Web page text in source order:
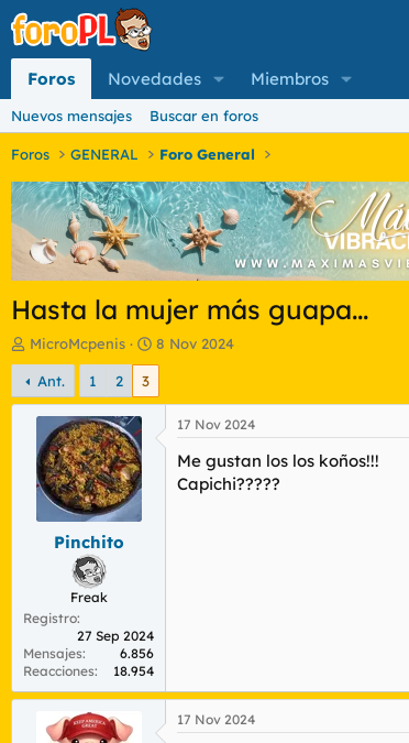
Foros Novedades Miembros
Nuevos mensajes Buscar en foros
Foros GENERAL Foro General
Hasta la mujer más guapa...
I
n
i
c
d
o
d
m
MicroMcpenis
F
e
h
d
8 Nov 2024
Ant. 1 2 3
Pinchito
Freak
Registro
27 Sep 2024
Mensajes
6.856
Reacciones
18.954
17 Nov 2024
Me gustan los los koños!!!
Capichi?????
17 Nov 2024